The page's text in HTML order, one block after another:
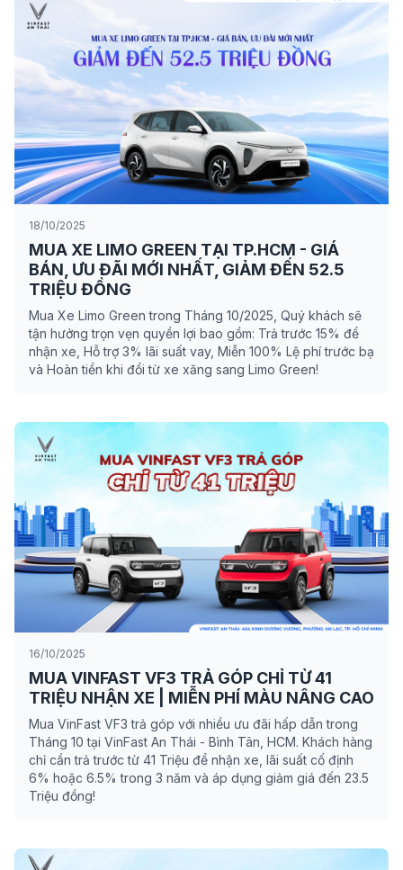
18/10/2025
MUA XE LIMO GREEN TẠI TP.HCM - GIÁ
BÁN, ƯU ĐÃI MỚI NHẤT, GIẢM ĐẾN 52.5
TRIỆU ĐỒNG
Mua Xe Limo Green trong Tháng 10/2025, Quý khách sẽ
tận hưởng trọn vẹn quyền lợi bao gồm: Trả trước 15% để
nhận xe, Hỗ trợ 3% lãi suất vay, Miễn 100% Lệ phí trước bạ
và Hoàn tiền khi đổi từ xe xăng sang Limo Green!
16/10/2025
MUA VINFAST VF3 TRẢ GÓP CHỈ TỪ 41
TRIỆU NHẬN XE | MIỄN PHÍ MÀU NÂNG CAO
Mua VinFast VF3 trả góp với nhiều ưu đãi hấp dẫn trong
Tháng 10 tại VinFast An Thái - Bình Tân, HCM. Khách hàng
chỉ cần trả trước từ 41 Triệu để nhận xe, lãi suất cố định
6% hoặc 6.5% trong 3 năm và áp dụng giảm giá đến 23.5
Triệu đồng!